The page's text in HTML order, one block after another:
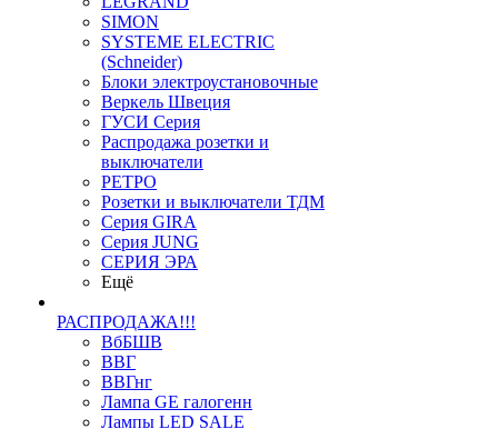
SIMON
SYSTEME ELECTRIC
(Schneider)
Блоки электроустановочные
Веркель Швеция
ГУСИ Серия
Распродажа розетки и
выключатели
РЕТРО
Розетки и выключатели ТДМ
Серия GIRA
Серия JUNG
СЕРИЯ ЭРА
Ещё
РАСПРОДАЖА!!!
ВбБШВ
ВВГ
ВВГнг
Лампа GE галогенн
Лампы LED SALE